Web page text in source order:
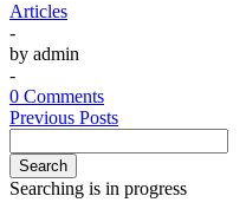
Articles
-
by admin
-
0 Comments
Previous Posts
Search
Searching is in progress